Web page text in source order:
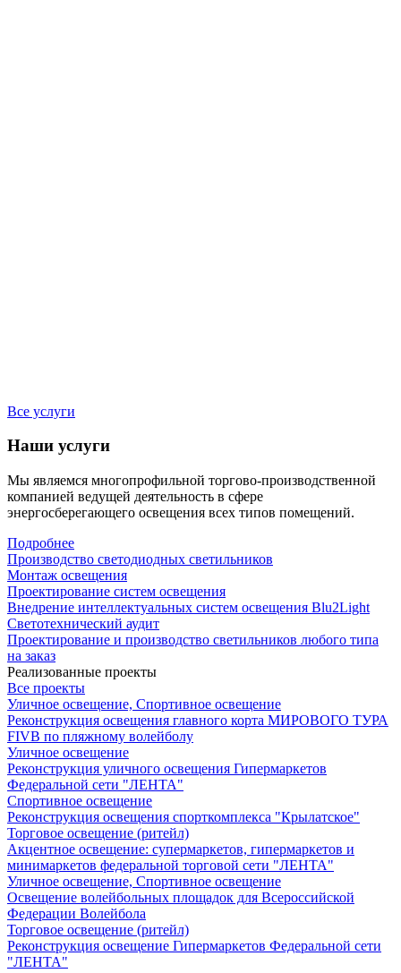
Все услуги
Наши услуги
Мы являемся многопрофильной торгово-производственной
компанией ведущей деятельность в сфере
энергосберегающего освещения всех типов помещений.
Подробнее
Производство светодиодных светильников
Монтаж освещения
Проектирование систем освещения
Внедрение интеллектуальных систем освещения Blu2Light
Светотехнический аудит
Проектирование и производство светильников любого типа
на заказ
Реализованные проекты
Все проекты
Уличное освещение, Спортивное освещение
Реконструкция освещения главного корта МИРОВОГО ТУРА
FIVB по пляжному волейболу
Уличное освещение
Реконструкция уличного освещения Гипермаркетов
Федеральной сети "ЛЕНТА"
Спортивное освещение
Реконструкция освещения спорткомплекса "Крылатское"
Торговое освещение (ритейл)
Акцентное освещение: супермаркетов, гипермаркетов и
минимаркетов федеральной торговой сети "ЛЕНТА"
Уличное освещение, Спортивное освещение
Освещение волейбольных площадок для Всероссийской
Федерации Волейбола
Торговое освещение (ритейл)
Реконструкция освещение Гипермаркетов Федеральной сети
"ЛЕНТА"